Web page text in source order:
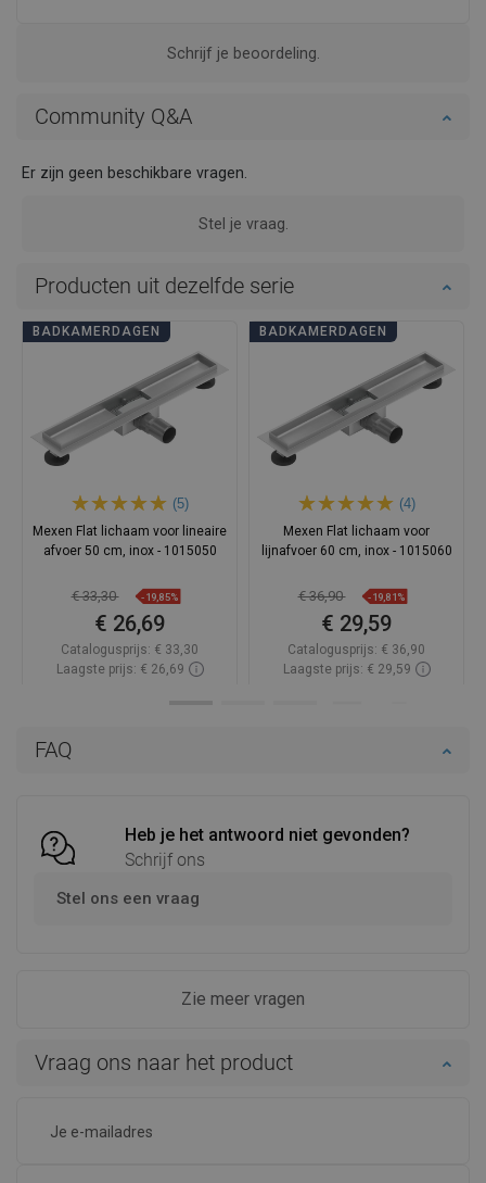
FAQ
Heb je het antwoord niet gevonden?
Schrijf ons
Stel ons een vraag
Zie meer vragen
Schrijf je beoordeling.
Community Q&A
Er zijn geen beschikbare vragen.
Stel je vraag.
Vraag ons naar het product
Producten uit dezelfde serie
BADKAMERDAGEN
(5)
Mexen Flat lichaam voor lineaire
afvoer 50 cm, inox - 1015050
€ 33,30 -19,85%
€ 26,69
Catalogusprijs: € 33,30
Laagste prijs: € 26,69
BADKAMERDAGEN
(4)
Mexen Flat lichaam voor
lijnafvoer 60 cm, inox - 1015060
€ 36,90 -19,81%
€ 29,59
Catalogusprijs: € 36,90
Laagste prijs: € 29,59